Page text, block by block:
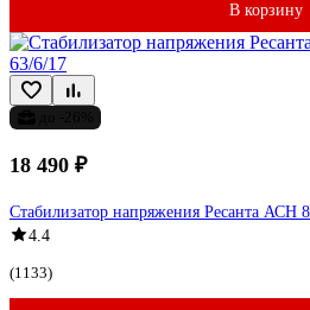
В корзину
18 490 ₽
Стабилизатор напряжения Ресанта
4.4
(1133)